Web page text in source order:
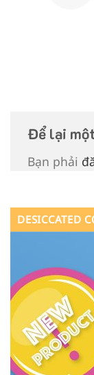
Để lại
Bạn phải
DESICCATED